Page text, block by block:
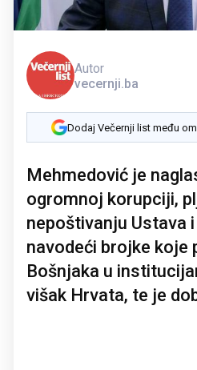
Autor
vecernji.ba
Dodaj Večernji list među
Mehmedović je
ogromnoj korupciji,
nepoštivanju Ustava
navodeći brojke koje
Bošnjaka u
višak Hrvata, te je